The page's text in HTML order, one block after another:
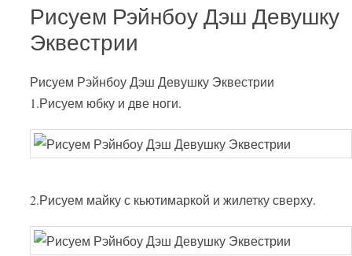
Рисуем Рэйнбоу Дэш Девушку
Эквестрии
Рисуем Рэйнбоу Дэш Девушку Эквестрии
1.Рисуем юбку и две ноги.
2.Рисуем майку с кьютимаркой и жилетку сверху.